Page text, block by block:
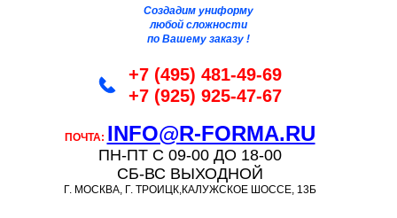
Создадим униформу
любой сложности
по Вашему заказу !
+7 (495) 481-49-69
+7 (925) 925-47-67
ПОЧТА: INFO@R-FORMA.RU
ПН-ПТ С 09-00 ДО 18-00
СБ-ВС ВЫХОДНОЙ
Г. МОСКВА, Г. ТРОИЦК,КАЛУЖСКОЕ ШОССЕ, 13Б